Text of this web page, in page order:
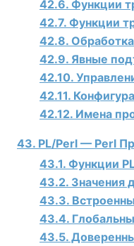
42.6. Функции
42.7. Функции
42.8.
42.9. Явные
42.10.
42.11.
42.12. Имена
43. PL/Perl — Perl
43.1. Функции
43.2. Значения
43.3.
43.4.
43.5.